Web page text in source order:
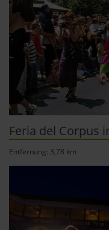
der
Feria del Corpus
Entfernung: 3,78 km